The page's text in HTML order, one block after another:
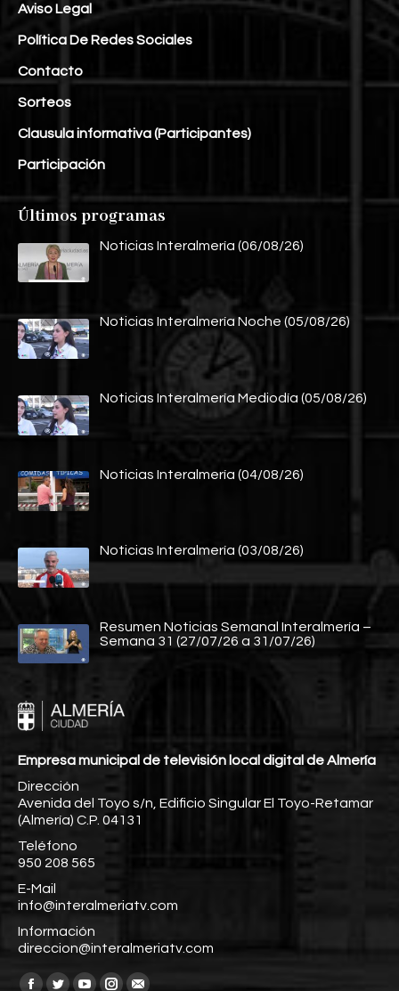
Aviso Legal
Política De Redes Sociales
Contacto
Sorteos
Clausula informativa (Participantes)
Participación
Últimos programas
Noticias Interalmería (06/08/26)
Noticias Interalmería Noche (05/08/26)
Noticias Interalmería Mediodía (05/08/26)
Noticias Interalmería (04/08/26)
Noticias Interalmería (03/08/26)
Resumen Noticias Semanal Interalmería –
Semana 31 (27/07/26 a 31/07/26)
Empresa municipal de televisión local digital de Almería
Dirección
Avenida del Toyo s/n, Edificio Singular El Toyo-Retamar
(Almería) C.P. 04131
Teléfono
950 208 565
E-Mail
info@interalmeriatv.com
Información
direccion@interalmeriatv.com
Encuéntranos en: